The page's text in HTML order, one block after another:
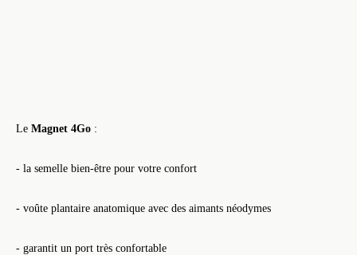
Le Magnet 4Go :
- la semelle bien-être pour votre confort
- voûte plantaire anatomique avec des aimants néodymes
- garantit un port très confortable